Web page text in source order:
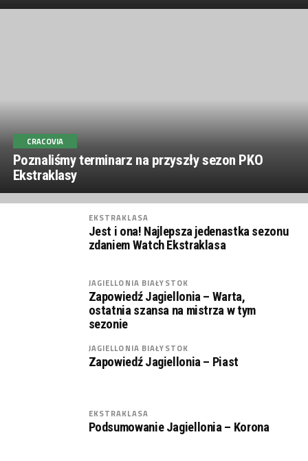
CRACOVIA
Poznaliśmy terminarz na przyszły sezon PKO
Ekstraklasy
EKSTRAKLASA
Jest i ona! Najlepsza jedenastka sezonu
zdaniem Watch Ekstraklasa
JAGIELLONIA BIAŁYSTOK
Zapowiedź Jagiellonia – Warta,
ostatnia szansa na mistrza w tym
sezonie
JAGIELLONIA BIAŁYSTOK
Zapowiedź Jagiellonia – Piast
EKSTRAKLASA
Podsumowanie Jagiellonia – Korona